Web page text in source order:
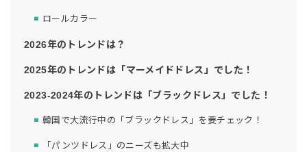
ロールカラー
2026年のトレンドは？
2025年のトレンドは「マーメイドドレス」でした！
2023-2024年のトレンドは「ブラックドレス」でした！
韓国で大流行中の「ブラックドレス」を要チェック！
「パンツドレス」のニーズも拡大中